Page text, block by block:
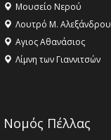
Μουσείο Νερού
Λουτρό Μ. Αλεξάνδρου
Αγιος Αθανάσιος
Λίμνη των Γιαννιτσών
Νομός Πέλλας